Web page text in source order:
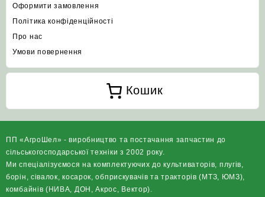
Оформити замовлення
Політика конфіденційності
Про нас
Умови повернення
Кошик
ПП «АгроШел» - виробництво та постачання запчастин до
сільськогосподарської техніки з 2002 року.
Ми спеціалізуємося на комплектуючих до культиваторів, плугів,
борін, сівалок, косарок, обприскувачів та тракторів (МТЗ, ЮМЗ),
комбайнів (НИВА, ДОН, Акрос, Вектор).